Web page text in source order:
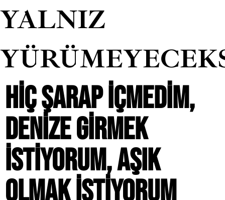
YALNIZ
HIÇ ŞARAP IÇMEDIM,
DENIZE GIRMEK
ISTIYORUM, AŞIK
OLMAK ISTIYORUM